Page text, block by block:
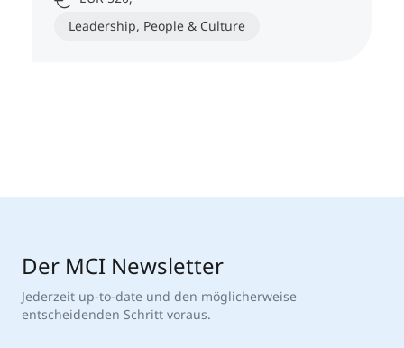
Leadership, People & Culture
Der MCI Newsletter
Jederzeit up-to-date und den möglicherweise
entscheidenden Schritt voraus.